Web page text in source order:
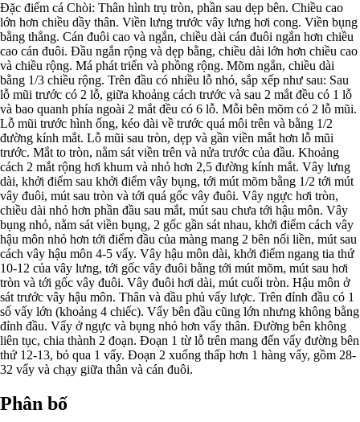
Đặc điểm cá Chòi: Thân hình trụ tròn, phần sau dẹp bên. Chiều cao
lớn hơn chiều dầy thân. Viền lưng trước vây lưng hơi cong. Viền bụng
bằng thẳng. Cán đuôi cao và ngắn, chiều dài cán đuôi ngắn hơn chiều
cao cán đuôi. Đầu ngắn rộng và dẹp bằng, chiều dài lớn hơn chiều cao
và chiều rộng. Má phát triển và phồng rộng. Mõm ngắn, chiều dài
bằng 1/3 chiều rộng. Trên đầu có nhiều lỗ nhỏ, sắp xếp như sau: Sau
lỗ mũi trước có 2 lỗ, giữa khoảng cách trước và sau 2 mắt đều có 1 lỗ
và bao quanh phía ngoài 2 mắt đều có 6 lỗ. Mỗi bên mõm có 2 lỗ mũi.
Lỗ mũi trước hình ống, kéo dài về trước quá môi trên và bằng 1/2
đường kính mắt. Lỗ mũi sau tròn, dẹp và gần viền mắt hơn lỗ mũi
trước. Mắt to tròn, nằm sát viền trên và nửa trước của đầu. Khoảng
cách 2 mắt rộng hơi khum và nhỏ hơn 2,5 đường kính mắt. Vây lưng
dài, khởi điểm sau khởi điểm vây bụng, tới mút mõm bằng 1/2 tới mút
vây đuôi, mút sau tròn và tới quá gốc vây đuôi. Vây ngực hơi tròn,
chiều dài nhỏ hơn phần đầu sau mắt, mút sau chưa tới hậu môn. Vây
bụng nhỏ, nằm sát viền bụng, 2 gốc gần sát nhau, khởi điểm cách vây
hậu môn nhỏ hơn tới điểm đầu của màng mang 2 bên nối liền, mút sau
cách vây hậu môn 4-5 vẩy. Vây hậu môn dài, khởi điểm ngang tia thứ
10-12 của vây lưng, tới gốc vây đuôi bằng tới mút mõm, mút sau hơi
tròn và tới gốc vây đuôi. Vây đuôi hơi dài, mút cuối tròn. Hậu môn ở
sát trước vây hậu môn. Thân và đầu phủ vẩy lược. Trên đỉnh đầu có 1
số vẩy lớn (khoảng 4 chiếc). Vẩy bên đầu cũng lớn nhưng không bằng
đỉnh đầu. Vẩy ở ngực và bụng nhỏ hơn vẩy thân. Đường bên không
liên tục, chia thành 2 đoạn. Đoạn 1 từ lỗ trên mang đến vẩy đường bên
thứ 12-13, bỏ qua 1 vẩy. Đoạn 2 xuống thấp hơn 1 hàng vẩy, gồm 28-
32 vẩy và chạy giữa thân và cán đuôi.
Phân bố